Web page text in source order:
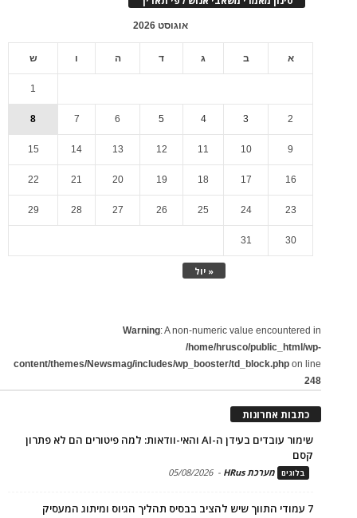
אוגוסט 2026
א ב ג ד ה ו ש
« יול
1
2
3
4
5
6
7
8
9
10
11
12
13
14
15
16
17
18
19
20
21
22
23
24
25
26
27
28
29
30
31
Warning: A non-numeric value encountered in
/home/hrusco/public_html/wp-
content/themes/Newsmag/includes/wp_booster/td_block.php on line
248
כתבות אחרונות
שימור עובדים בעידן ה-AI והאי-וודאות: למה פיטורים הם לא פתרון
קסם
בלוגים מערכת HRus -
05/08/2026
7 עמודי התווך שיש להציב בבסיס תהליך הגיוס ומיתוג המעסיק